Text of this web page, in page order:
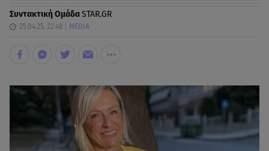
Συντακτική ΟμάδαSTAR.GR
25.04.25, 22:48 MEDIA